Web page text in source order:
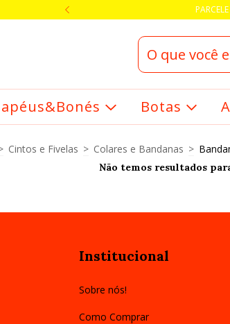
Botas
Cintos e Fivelas > Colares e Bandanas >
Não temos resultados
Institucional
Sobre nós!
Como Comprar